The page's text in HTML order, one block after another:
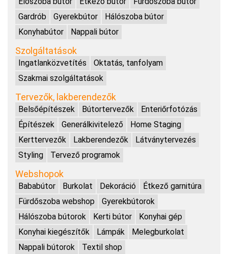
Gardrób
Gyerekbútor
Hálószoba bútor
Konyhabútor
Nappali bútor
Szolgáltatások
Ingatlanközvetítés
Oktatás, tanfolyam
Szakmai szolgáltatások
Tervezők, lakberendezők
Belsőépítészek Bútortervezők
Enteriőrfotózás
Építészek
Generálkivitelező
Home Staging
Kerttervezők
Lakberendezők
Látványtervezés
Styling
Tervező programok
Webshopok
Bababútor Burkolat Dekoráció
Étkező garnitúra
Fürdőszoba webshop
Gyerekbútorok
Hálószoba bútorok
Kerti bútor
Konyhai gép
Konyhai kiegészítők
Lámpák
Melegburkolat
Nappali bútorok
Textil shop